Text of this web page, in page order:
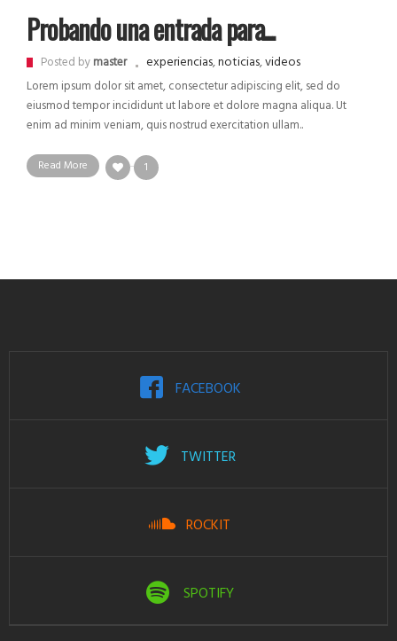
Probando una entrada para...
Posted bymaster experiencias,noticias,videos
Lorem ipsum dolor sit amet, consectetur adipiscing elit, sed do
eiusmod tempor incididunt ut labore et dolore magna aliqua. Ut
enim ad minim veniam, quis nostrud exercitation ullam..
Read More 1
FACEBOOK
TWITTER
ROCKIT
SPOTIFY